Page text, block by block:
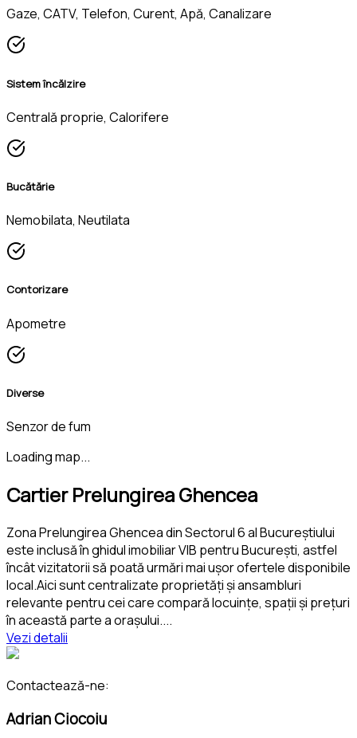
Gaze, CATV, Telefon, Curent, Apă, Canalizare
Sistem încălzire
Centrală proprie, Calorifere
Bucătărie
Nemobilata, Neutilata
Contorizare
Apometre
Diverse
Senzor de fum
Loading map...
Cartier Prelungirea Ghencea
Zona Prelungirea Ghencea din Sectorul 6 al Bucureștiului
este inclusă în ghidul imobiliar VIB pentru București, astfel
încât vizitatorii să poată urmări mai ușor ofertele disponibile
local.Aici sunt centralizate proprietăți și ansambluri
relevante pentru cei care compară locuințe, spații și prețuri
în această parte a orașului....
Vezi detalii
Contactează-ne:
Adrian Ciocoiu